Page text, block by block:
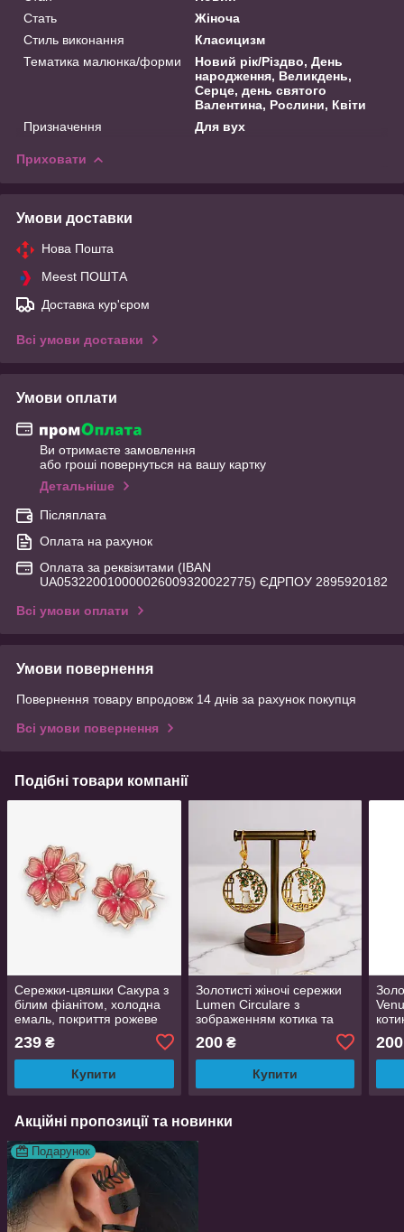
Стать
Жіноча
Стиль виконання
Класицизм
Тематика малюнка/форми
Новий рік/Різдво, День
народження, Великдень,
Серце, день святого
Валентина, Рослини, Квіти
Призначення
Для вух
Приховати
Умови доставки
Нова Пошта
Meest ПОШТА
Доставка кур'єром
Всі умови доставки
Умови оплати
Ви отримаєте замовлення
або гроші повернуться на вашу картку
Детальніше
Післяплата
Оплата на рахунок
Оплата за реквізитами (IBAN
UA053220010000026009320022775) ЄДРПОУ 2895920182
Всі умови оплати
Умови повернення
Повернення товару впродовж 14 днів за рахунок покупця
Всі умови повернення
Подібні товари компанії
Сережки-цвяшки Сакура з
білим фіанітом, холодна
емаль, покриття рожеве
239 ₴
Купити
Золотисті жіночі сережки
Lumen Circulare з
зображенням котика та
200₴
Купити
200
Акційні пропозиції та новинки
Подарунок